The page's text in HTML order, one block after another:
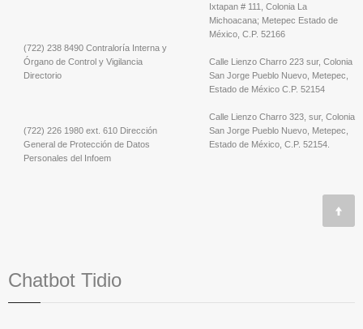
(722) 238 8490 Contraloría Interna y
Órgano de Control y Vigilancia
Directorio
(722) 226 1980 ext. 610 Dirección
General de Protección de Datos
Personales del Infoem
Ixtapan # 111, Colonia La
Michoacana; Metepec Estado de
México, C.P. 52166
Calle Lienzo Charro 223 sur, Colonia
San Jorge Pueblo Nuevo, Metepec,
Estado de México C.P. 52154
Calle Lienzo Charro 323, sur, Colonia
San Jorge Pueblo Nuevo, Metepec,
Estado de México, C.P. 52154.
Chatbot Tidio